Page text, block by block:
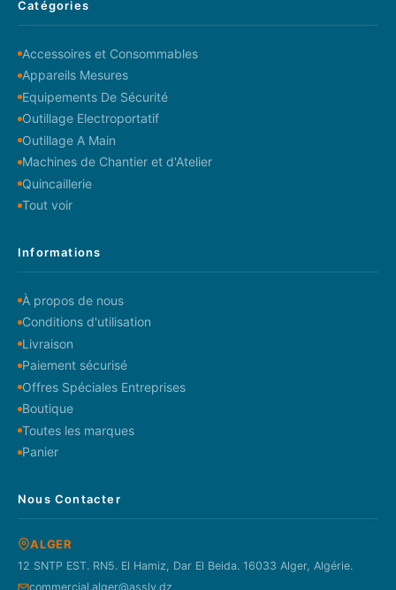
Catégories
Accessoires et Consommables
Appareils Mesures
Equipements De Sécurité
Outillage Electroportatif
Outillage A Main
Machines de Chantier et d'Atelier
Quincaillerie
Tout voir
Informations
À propos de nous
Conditions d'utilisation
Livraison
Paiement sécurisé
Offres Spéciales Entreprises
Boutique
Toutes les marques
Panier
Nous Contacter
ALGER
12 SNTP EST. RN5. El Hamiz, Dar El Beida. 16033 Alger, Algérie.
commercial.alger@assly.dz